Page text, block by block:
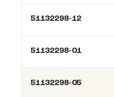
51132298-12
51132298-01
51132298-05